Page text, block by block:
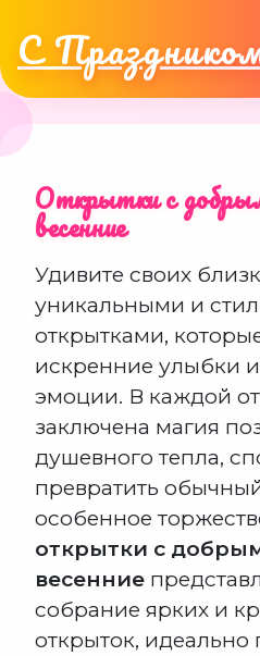
С
Открытки с
весенние
Удивите своих
уникальными и
открытками,
искренние улыбки
эмоции. В каждой
заключена магия
душевного тепла,
превратить
особенное
открытки с
весенние
собрание ярких и
открыток,